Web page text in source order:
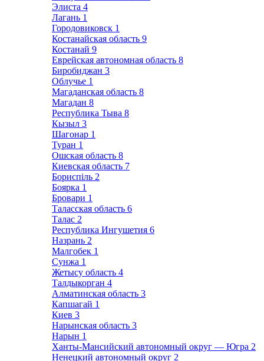
Элиста 4
Лагань 1
Городовиковск 1
Костанайская область 9
Костанай 9
Еврейская автономная область 8
Биробиджан 3
Облучье 1
Магаданская область 8
Магадан 8
Республика Тыва 8
Кызыл 3
Шагонар 1
Туран 1
Ошская область 8
Киевская область 7
Бориспіль 2
Боярка 1
Бровари 1
Таласская область 6
Талас 2
Республика Ингушетия 6
Назрань 2
Малгобек 1
Сунжа 1
Жетысу область 4
Талдыкорган 4
Алматинская область 3
Капшагай 1
Киев 3
Нарынская область 3
Нарын 1
Ханты-Мансийский автономный округ — Югра 2
Ненецкий автономный округ 2